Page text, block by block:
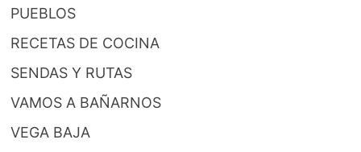
PUEBLOS
RECETAS DE COCINA
SENDAS Y RUTAS
VAMOS A BAÑARNOS
VEGA BAJA